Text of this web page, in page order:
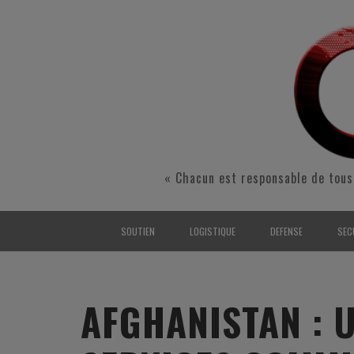
« Chacun est responsable de
SOUTIEN
AIR
LOGISTIQUE
AIR
DEFENSE
AIR
AFGHANISTAN :